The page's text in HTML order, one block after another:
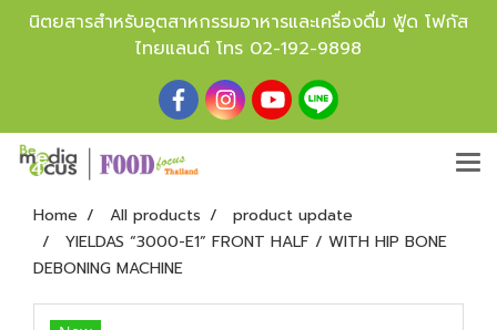
นิตยสารสำหรับอุตสาหกรรมอาหารและเครื่องดื่ม ฟู้ด โฟกัส
ไทยแลนด์ โทร 02-192-9898
Home All products
product update
YIELDAS “3000-E1” FRONT HALF / WITH HIP BONE
DEBONING MACHINE